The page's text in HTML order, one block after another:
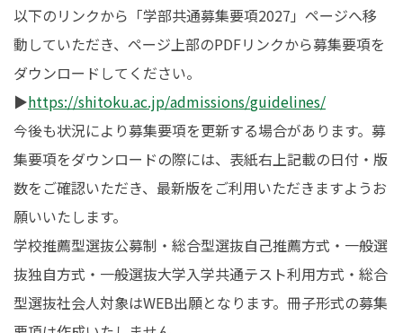
保護者の皆さまへ 病院・施設の方へ
附属施設・関連施設 個人情報保護方針
以下のリンクから「学部共通募集要項2027」ページへ移
動していただき、ページ上部のPDFリンクから募集要項を
ダウンロードしてください。
▶https://shitoku.ac.jp/admissions/guidelines/
今後も状況により募集要項を更新する場合があります。募
集要項をダウンロードの際には、表紙右上記載の日付・版
数をご確認いただき、最新版をご利用いただきますようお
願いいたします。
学校推薦型選抜公募制・総合型選抜自己推薦方式・一般選
抜独自方式・一般選抜大学入学共通テスト利用方式・総合
型選抜社会人対象はWEB出願となります。冊子形式の募集